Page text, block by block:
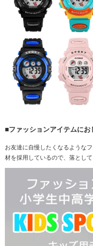
■ファッションアイテムにお
お友達に自慢したくなるような
材を採用しているので、落とし